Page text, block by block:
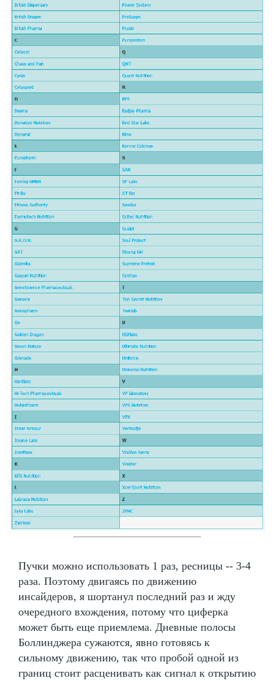
Пучки можно использовать 1 раз, ресницы -- 3-4
раза. Поэтому двигаясь по движению
инсайдеров, я шортанул последний раз и жду
очередного вхождения, потому что циферка
может быть еще приемлема. Дневные полосы
Боллинджера сужаются, явно готовясь к
сильному движению, так что пробой одной из
границ стоит расценивать как сигнал к открытию